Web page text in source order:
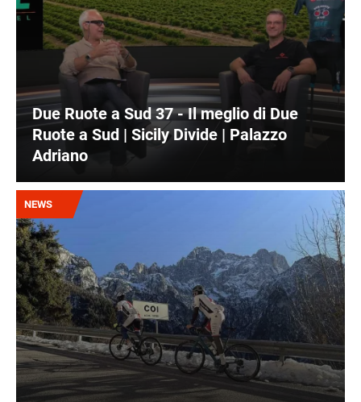
Due Ruote a Sud 37 - Il meglio di Due
Ruote a Sud | Sicily Divide | Palazzo
Adriano
Immagine
NEWS